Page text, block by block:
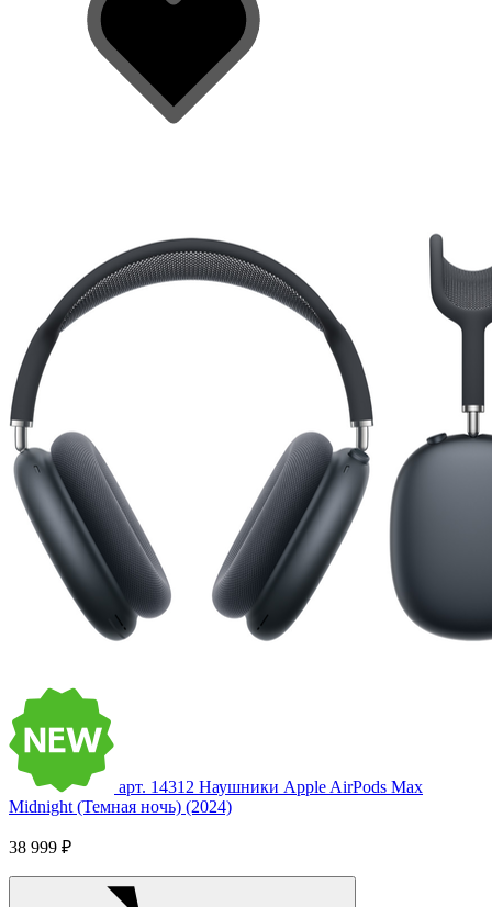
арт. 14312 Наушники Apple AirPods Max
Midnight (Темная ночь) (2024)
38 999 ₽